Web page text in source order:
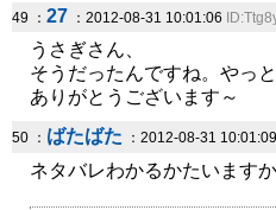
49 ： 27 ：2012-08-31 10:01:06
うさぎさん、
そうだったんですね。やっ
ありがとうございます～
50 ： ばたばた ：2012-08-31 10:01:09
ネタバレわかるかたいます